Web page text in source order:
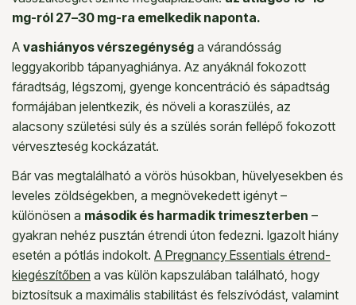
mg-ról 27–30 mg-ra emelkedik naponta.
A vashiányos vérszegénység a várandósság
leggyakoribb tápanyaghiánya. Az anyáknál fokozott
fáradtság, légszomj, gyenge koncentráció és sápadtság
formájában jelentkezik, és növeli a koraszülés, az
alacsony születési súly és a szülés során fellépő fokozott
vérveszteség kockázatát.
Bár vas megtalálható a vörös húsokban, hüvelyesekben és
leveles zöldségekben, a megnövekedett igényt –
különösen a második és harmadik trimeszterben –
gyakran nehéz pusztán étrendi úton fedezni. Igazolt hiány
esetén a pótlás indokolt. A Pregnancy Essentials étrend-
kiegészítőben a vas külön kapszulában található, hogy
biztosítsuk a maximális stabilitást és felszívódást, valamint